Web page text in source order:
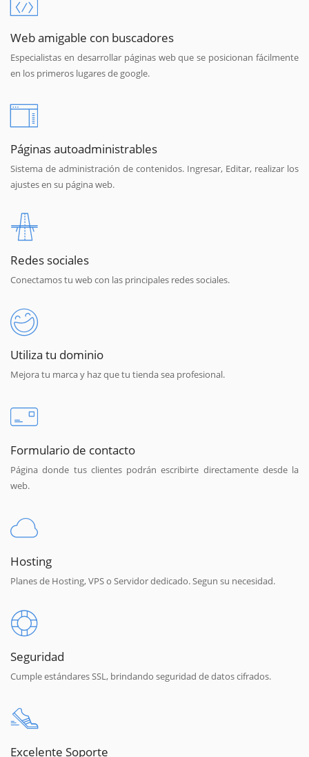
Web amigable con buscadores
Especialistas en desarrollar páginas web que se posicionan fácilmente
en los primeros lugares de google.
Páginas autoadministrables
Sistema de administración de contenidos. Ingresar, Editar, realizar los
ajustes en su página web.
Redes sociales
Conectamos tu web con las principales redes sociales.
Utiliza tu dominio
Mejora tu marca y haz que tu tienda sea profesional.
Formulario de contacto
Página donde tus clientes podrán escribirte directamente desde la
web.
Hosting
Planes de Hosting, VPS o Servidor dedicado. Segun su necesidad.
Seguridad
Cumple estándares SSL, brindando seguridad de datos cifrados.
Excelente Soporte